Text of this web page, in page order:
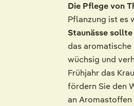
Die Pflege von
Pflanzung ist es
Staunässe
das
wüchsig und
Frühjahr das
fördern Sie den
an Aromastoffen